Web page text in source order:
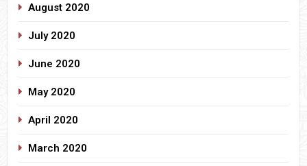
August 2020
July 2020
June 2020
May 2020
April 2020
March 2020